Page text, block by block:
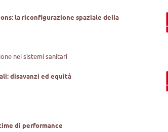
la riconfigurazione spaziale della
nei sistemi sanitari
disavanzi ed equità
di performance